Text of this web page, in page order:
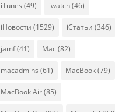
iTunes (49) iwatch(46)
iНовости (1529) iСтатьи (346)
jamf(41) Mac (82)
macadmins (61) MacBook(79)
MacBook Air(85)